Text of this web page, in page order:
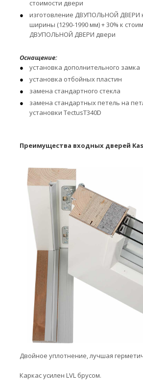
стоимости двери
изготовление ДВУПОЛЬНОЙ ДВЕРИ
ширины (1290-1990 мм) + 30% к
ДВУПОЛЬНОЙ ДВЕРИ двери
Оснащение:
установка дополнительного замка
установка отбойных пластин
замена стандартного стекла
замена стандартных петель на
установки TectusT340D
Преимущества входных дверей
Двойное уплотнение, лучшая
Каркас усилен LVL брусом.